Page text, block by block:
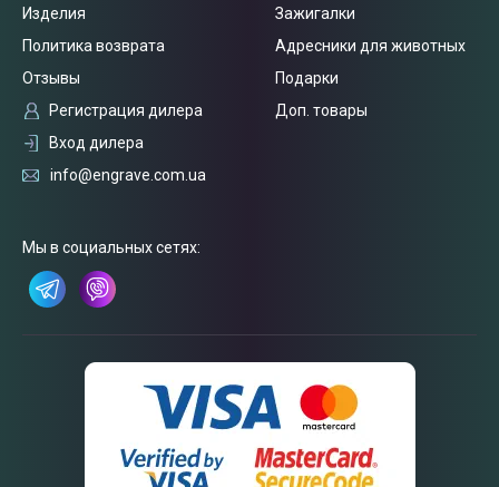
Изделия
Политика возврата
Отзывы
Регистрация дилера
Вход дилера
Зажигалки
Адресники для животных
Подарки
Доп. товары
info@engrave.com.ua
Мы в социальных сетях: